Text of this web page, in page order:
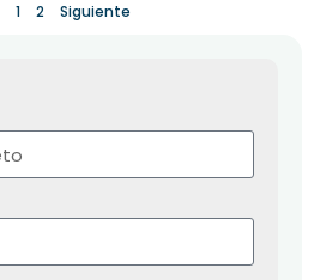
1 2 Siguiente